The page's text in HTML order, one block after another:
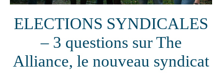
ELECTIONS SYNDICALES
– 3 questions sur The
Alliance, le nouveau syndicat